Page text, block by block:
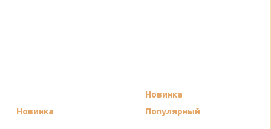
Новинка
Новинка
Популярный